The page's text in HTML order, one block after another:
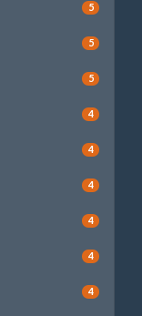
5
5
5
4
4
4
4
4
4